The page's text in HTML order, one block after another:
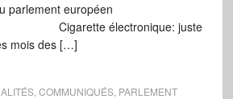
au parlement européen
électronique: juste
mois des […]
, COMMUNIQUÉS, PARLEMENT